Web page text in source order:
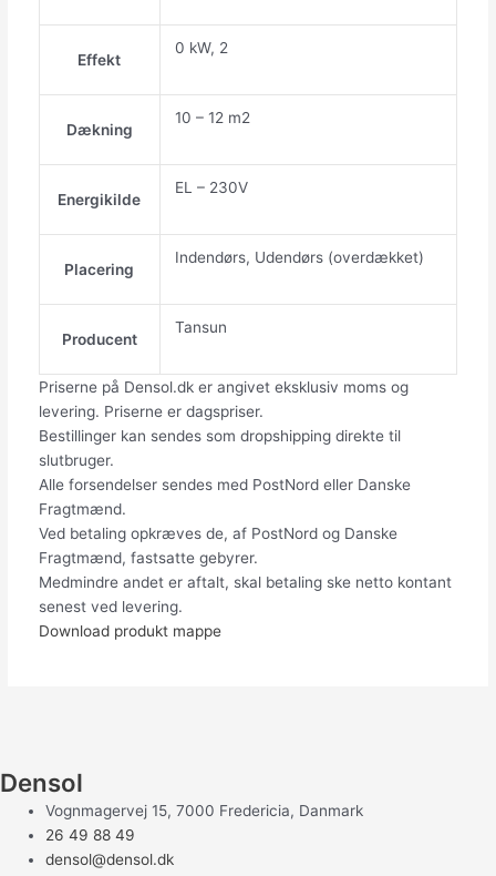
Effekt
0 kW, 2
Dækning
10 – 12 m2
Energikilde
EL – 230V
Placering
Indendørs, Udendørs (overdækket)
Producent
Tansun
Priserne på Densol.dk er angivet eksklusiv moms og
levering. Priserne er dagspriser.
Bestillinger kan sendes som dropshipping direkte til
slutbruger.
Alle forsendelser sendes med PostNord eller Danske
Fragtmænd.
Ved betaling opkræves de, af PostNord og Danske
Fragtmænd, fastsatte gebyrer.
Medmindre andet er aftalt, skal betaling ske netto kontant
senest ved levering.
Download produkt mappe
Densol
Vognmagervej 15, 7000 Fredericia, Danmark
26 49 88 49
densol@densol.dk